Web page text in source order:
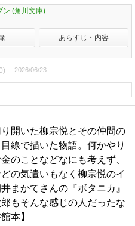
ン (角川文庫)
あらすじ・内容
) 2026/06/23
開いた柳宗悦とその仲間の
線で描いた物語。何かやり
のことなどなにも考えず、
の気遣いもなく柳宗悦のイ
まかてさんの『ボタニカ』
もそんな感じの人だったな
本】